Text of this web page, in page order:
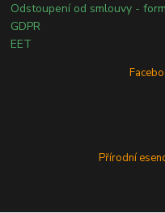
Odstoupení od smlouvy -
GDPR
EET
Přírodní